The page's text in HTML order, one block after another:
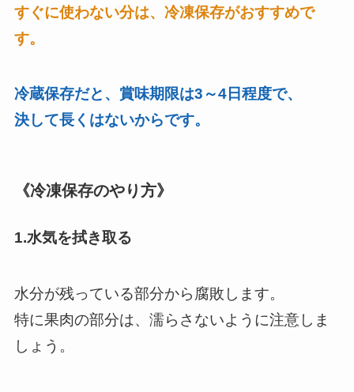
すぐに使わない分は、冷凍保存がおすすめで
す。
冷蔵保存だと、賞味期限は3～4日程度で、
決して長くはないからです。
《冷凍保存のやり方》
1.水気を拭き取る
水分が残っている部分から腐敗します。
特に果肉の部分は、濡らさないように注意しま
しょう。